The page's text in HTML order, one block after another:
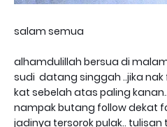
salam semua
alhamdulillah bersua di
sudi datang singgah ..jika
kat sebelah atas paling
nampak butang follow dekat
jadinya tersorok pulak.. tulisan